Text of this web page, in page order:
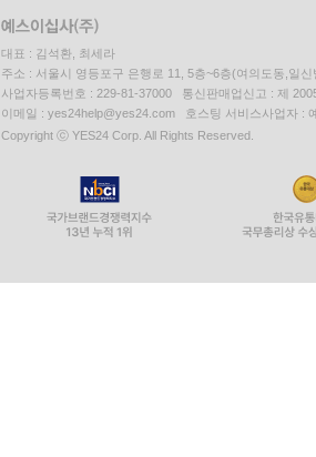
대표 : 김석환, 최세라
주소 : 서울시 영등포구 은행로 11, 5층~6층(여의도동,일신
사업자등록번호 : 229-81-37000 통신판매업신고 : 제
이메일 : yes24help@yes24.com 호스팅 서비스사업자 :
Copyright ⓒ YES24 Corp. All Rights Reserved.